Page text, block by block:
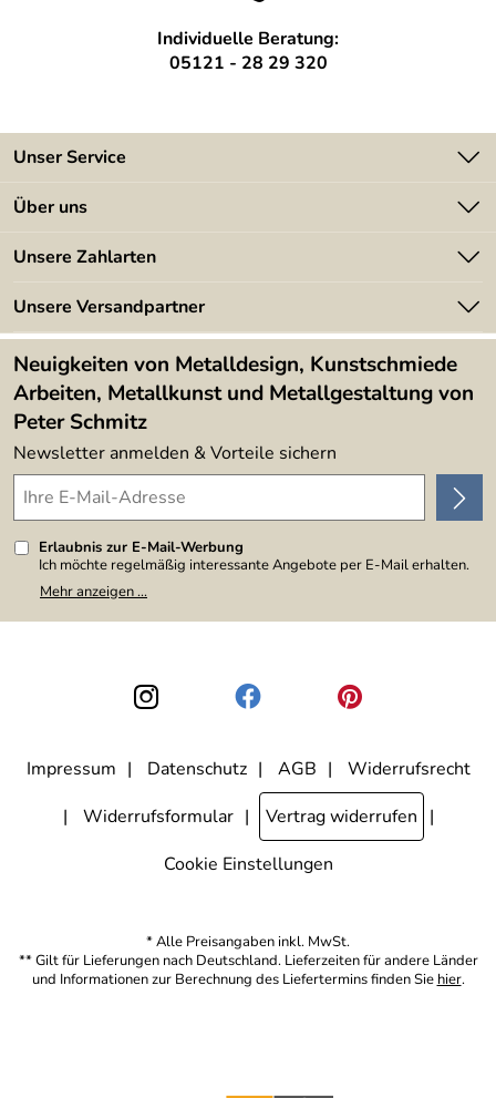
Individuelle Beratung:
05121 - 28 29 320
Unser Service
Kontakt
Kundeninformationen
Newsletter
Lieferbedingungen
Über uns
Angebote
Kundenbewertungen (394)
4,9/5
Unsere Zahlarten
Unsere Versandpartner
Neuigkeiten von Metalldesign, Kunstschmiede
Arbeiten, Metallkunst und Metallgestaltung von
Peter Schmitz
Newsletter anmelden & Vorteile sichern
Erlaubnis zur E-Mail-Werbung
Ich möchte regelmäßig interessante Angebote per E-Mail erhalten.
Meine E-Mail-Adresse wird nicht an andere Unternehmen
weitergegeben. Zu statistischen Zwecken wird in anonymer Form
den Link "Abmelden" am Ende des Newsletters anklicke. Die
Datenschutzerklärung
habe ich zur Kenntnis genommen.
Mehr anzeigen ...
Impressum Datenschutz AGB
Widerrufsrecht
Widerrufsformular
Vertrag widerrufen
Cookie Einstellungen
* Alle Preisangaben inkl. MwSt.
** Gilt für Lieferungen nach Deutschland. Lieferzeiten für andere Länder
und Informationen zur Berechnung des Liefertermins finden Sie hier.